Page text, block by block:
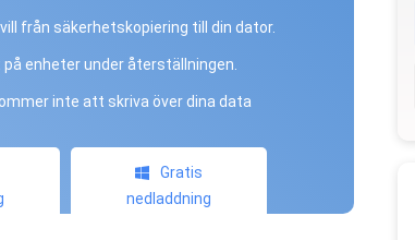
från säkerhetskopiering till din dator.
enheter under återställningen.
inte att skriva över dina data
Gratis
nedladdning